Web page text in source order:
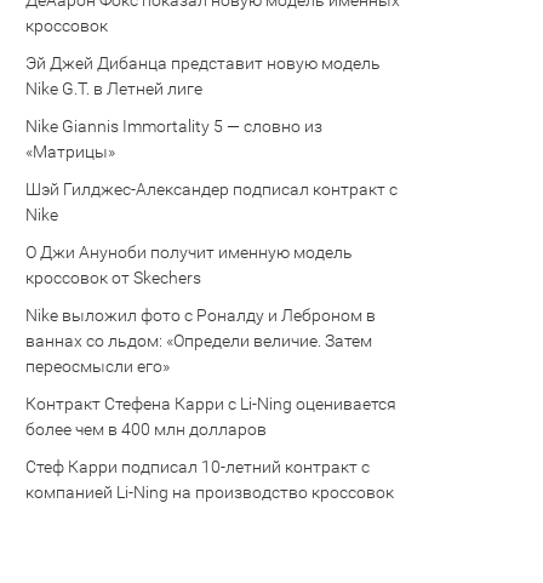
кроссовок
Эй Джей Дибанца представит новую модель
Nike G.T. в Летней лиге
Nike Giannis Immortality 5 — словно из
«Матрицы»
Шэй Гилджес-Александер подписал контракт с
Nike
О Джи Ануноби получит именную модель
кроссовок от Skechers
Nike выложил фото с Роналду и Леброном в
ваннах со льдом: «Определи величие. Затем
переосмысли его»
Контракт Стефена Карри с Li-Ning оценивается
более чем в 400 млн долларов
Стеф Карри подписал 10-летний контракт с
компанией Li-Ning на производство кроссовок